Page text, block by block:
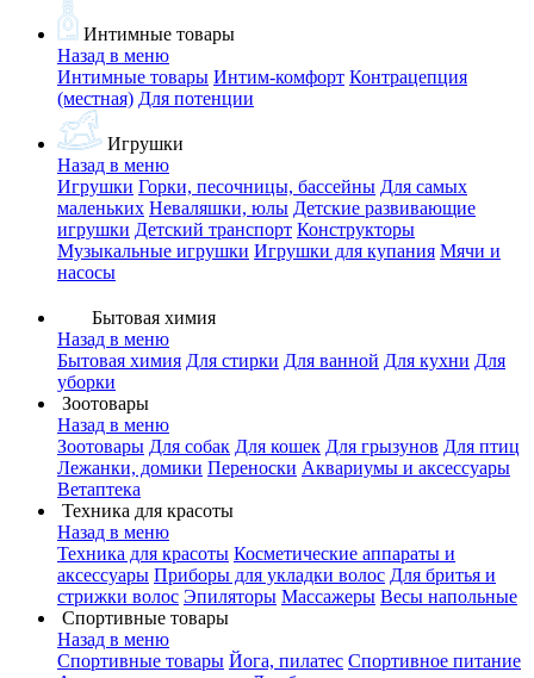
Интимные товары
Назад в меню
Интимные товары Интим-комфорт Контрацепция
(местная) Для потенции
Игрушки
Назад в меню
Игрушки Горки, песочницы, бассейны Для самых
маленьких Неваляшки, юлы Детские развивающие
игрушки Детский транспорт Конструкторы
Музыкальные игрушки Игрушки для купания Мячи и
насосы
Бытовая химия
Назад в меню
Бытовая химия Для стирки Для ванной Для кухни Для
уборки
Зоотовары
Назад в меню
Зоотовары Для собак Для кошек Для грызунов Для птиц
Лежанки, домики Переноски Аквариумы и аксессуары
Ветаптека
Техника для красоты
Назад в меню
Техника для красоты Косметические аппараты и
аксессуары Приборы для укладки волос Для бритья и
стрижки волос Эпиляторы Массажеры Весы напольные
Спортивные товары
Назад в меню
Спортивные товары Йога, пилатес Спортивное питание